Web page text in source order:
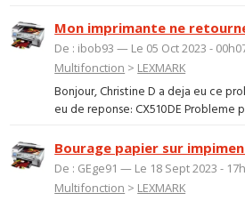
Mon imprimante ne
De : ibob93 — Le 05 Oct 2023 -
Multifonction > LEXMARK
Bonjour, Christine D a deja eu ce
eu de reponse: CX510DE Probleme
Bourage papier sur
De : GEge91 — Le 18 Sept 2023 -
Multifonction > LEXMARK